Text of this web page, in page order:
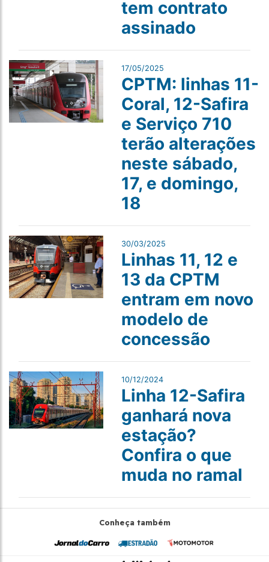
tem contrato
assinado
17/05/2025
CPTM: linhas 11-
Coral, 12-Safira
e Serviço 710
terão alterações
neste sábado,
17, e domingo,
18
30/03/2025
Linhas 11, 12 e
13 da CPTM
entram em novo
modelo de
concessão
10/12/2024
Linha 12-Safira
ganhará nova
estação?
Confira o que
muda no ramal
Conheça também